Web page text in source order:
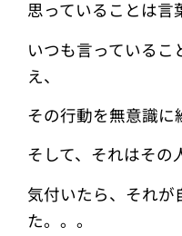
思っていることは言
いつも言っている
え、
その行動を無意識に
そして、それはその
気付いたら、それが
た。。。